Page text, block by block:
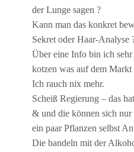
der Lunge sagen ?
Kann man das konkret
Sekret oder Haar-Analyse
Über eine Info bin ich
kotzen was auf dem Markt
Ich rauch nix mehr.
Scheiß Regierung – das
& und die können sich
ein paar Pflanzen selbst
Die bandeln mit der